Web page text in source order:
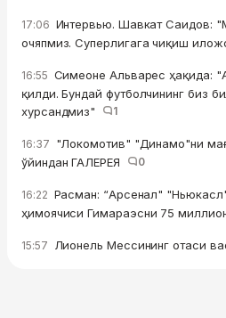
17:06 Интервью. Шавкат Саидов:
очяпмиз. Суперлигага чиқиш
16:55 Симеоне Альварес ҳақида:
қилди. Бундай футболчининг биз
хурсандмиз"
1
16:37 "Локомотив" "Динамо"ни
ўйиндан ГАЛЕРЕЯ
0
16:22 Расман: “Арсенал"
ҳимоячиси Гимараэсни 75
15:57 Лионель Мессининг отаси